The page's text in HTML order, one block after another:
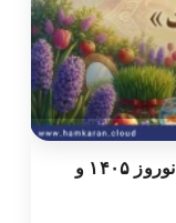
پیام نوروزی تلفن ابری همکاران | نوروز ۱۴۰۵ و